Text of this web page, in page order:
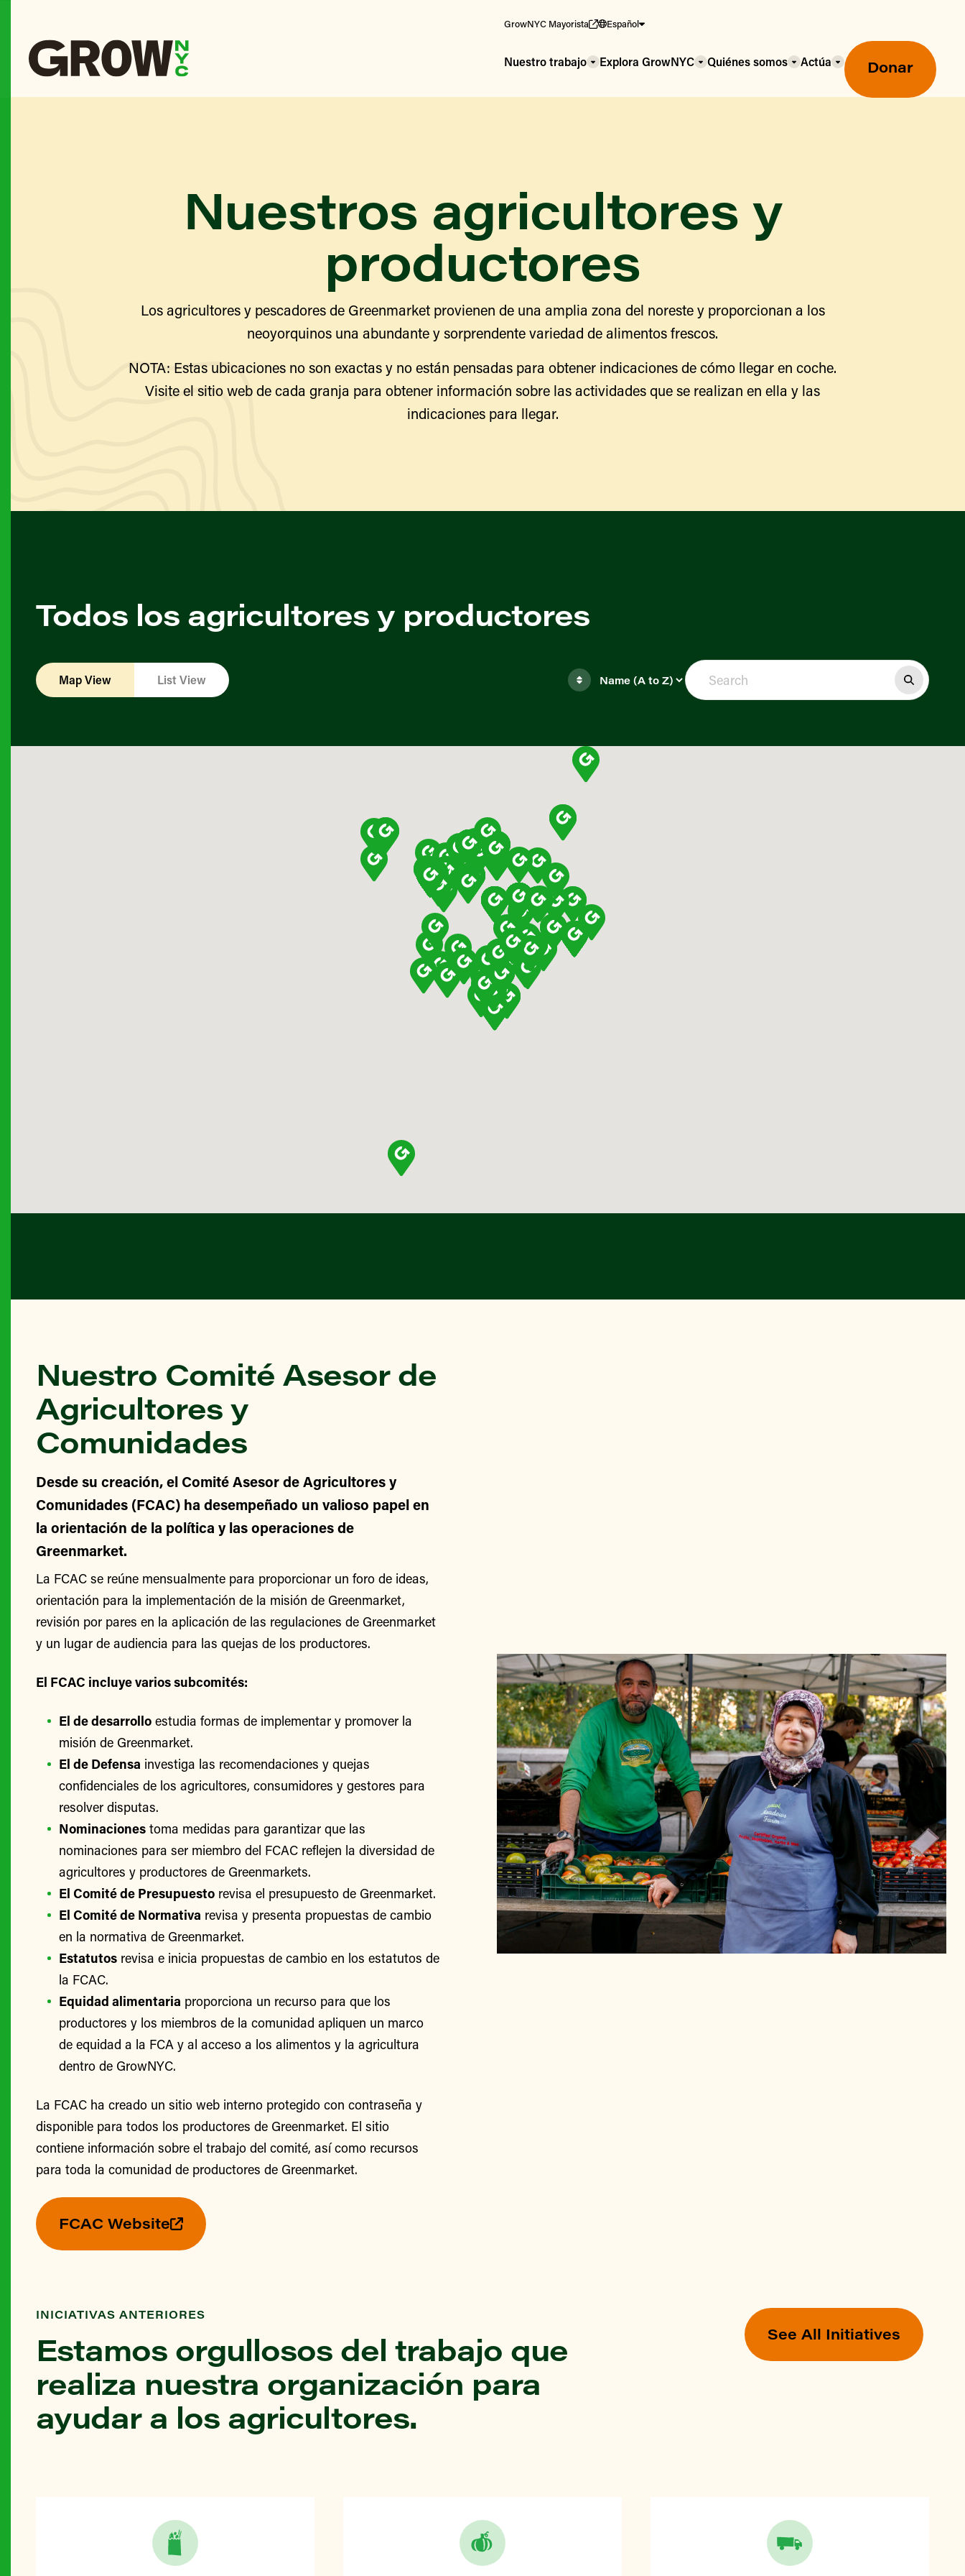
GrowNYC Mayorista Español
Nuestro trabajo
Uso de SNAP y beneficios
nutricionales
alimentos
productores
Explora GrowNYC Quiénes somos Actúa Donar
Nuestros agricultores y
productores
Los agricultores y pescadores de Greenmarket provienen de una amplia zona del noreste y proporcionan a los
neoyorquinos una abundante y sorprendente variedad de alimentos frescos.
NOTA: Estas ubicaciones no son exactas y no están pensadas para obtener indicaciones de cómo llegar en coche.
Visite el sitio web de cada granja para obtener información sobre las actividades que se realizan en ella y las
indicaciones para llegar.
Todos los agricultores y productores
Map View List View
Nuestro Comité Asesor de
Agricultores y
Comunidades
Desde su creación, el Comité Asesor de Agricultores y
Comunidades (FCAC) ha desempeñado un valioso papel en
la orientación de la política y las operaciones de
Greenmarket.
La FCAC se reúne mensualmente para proporcionar un foro de ideas,
orientación para la implementación de la misión de Greenmarket,
revisión por pares en la aplicación de las regulaciones de Greenmarket
y un lugar de audiencia para las quejas de los productores.
El FCAC incluye varios subcomités:
El de desarrollo estudia formas de implementar y promover la
misión de Greenmarket.
El de Defensa investiga las recomendaciones y quejas
confidenciales de los agricultores, consumidores y gestores para
resolver disputas.
Nominaciones toma medidas para garantizar que las
nominaciones para ser miembro del FCAC reflejen la diversidad de
agricultores y productores de Greenmarkets.
El Comité de Presupuesto revisa el presupuesto de Greenmarket.
El Comité de Normativa revisa y presenta propuestas de cambio
en la normativa de Greenmarket.
Estatutos revisa e inicia propuestas de cambio en los estatutos de
la FCAC.
Equidad alimentaria proporciona un recurso para que los
productores y los miembros de la comunidad apliquen un marco
de equidad a la FCA y al acceso a los alimentos y la agricultura
dentro de GrowNYC.
La FCAC ha creado un sitio web interno protegido con contraseña y
disponible para todos los productores de Greenmarket. El sitio
contiene información sobre el trabajo del comité, así como recursos
para toda la comunidad de productores de Greenmarket.
FCAC Website
INICIATIVAS ANTERIORES
Estamos orgullosos del trabajo que
realiza nuestra organización para
ayudar a los agricultores.
See All Initiatives